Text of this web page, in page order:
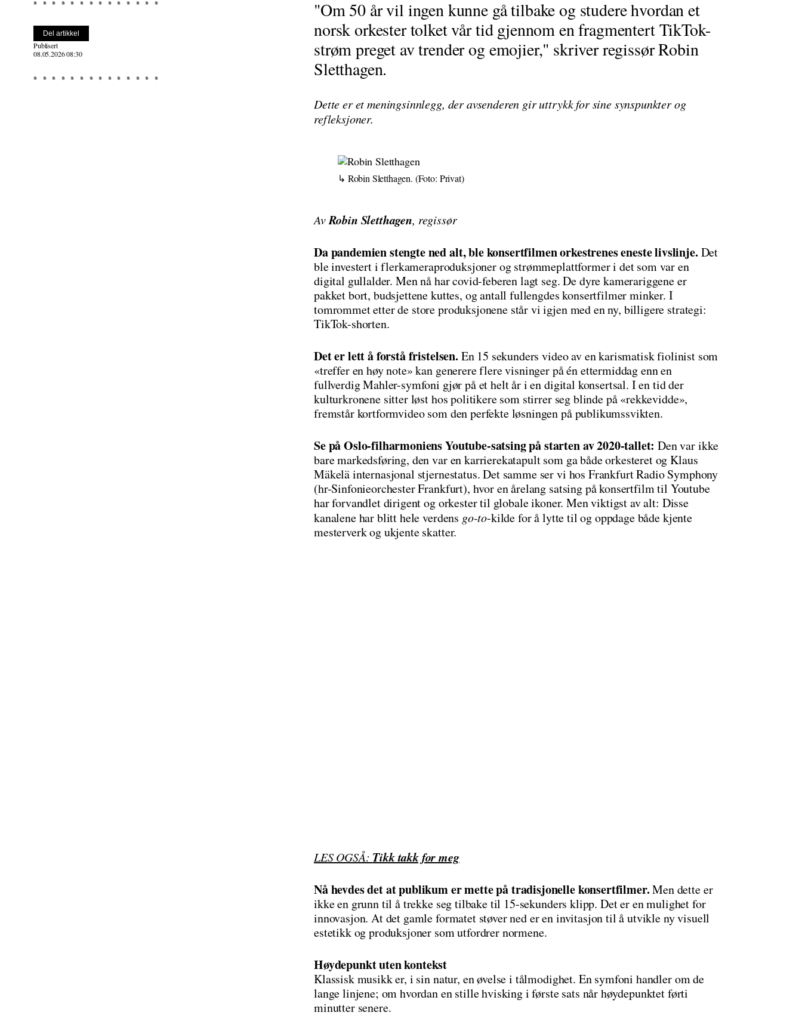
Del artikkel
Publisert
08.05.2026 08:30
"Om 50 år vil ingen kunne gå tilbake og studere hvordan et
norsk orkester tolket vår tid gjennom en fragmentert TikTok-
strøm preget av trender og emojier," skriver regissør Robin
Sletthagen.
Dette er et meningsinnlegg, der avsenderen gir uttrykk for sine synspunkter og
refleksjoner.
Robin Sletthagen. (Foto: Privat)
AvRobin Sletthagen, regissør
Da pandemien stengte ned alt, ble konsertfilmen orkestrenes eneste livslinje. Det
ble investert i flerkameraproduksjoner og strømmeplattformer i det som var en
digital gullalder. Men nå har covid-feberen lagt seg. De dyre kamerariggene er
pakket bort, budsjettene kuttes, og antall fullengdes konsertfilmer minker. I
tomrommet etter de store produksjonene står vi igjen med en ny, billigere strategi:
TikTok-shorten.
Det er lett å forstå fristelsen. En 15 sekunders video av en karismatisk fiolinist som
«treffer en høy note» kan generere flere visninger på én ettermiddag enn en
fullverdig Mahler-symfoni gjør på et helt år i en digital konsertsal. I en tid der
kulturkronene sitter løst hos politikere som stirrer seg blinde på «rekkevidde»,
fremstår kortformvideo som den perfekte løsningen på publikumssvikten.
Se på Oslo-filharmoniens Youtube-satsing på starten av 2020-tallet: Den var ikke
bare markedsføring, den var en karrierekatapult som ga både orkesteret og Klaus
Mäkelä internasjonal stjernestatus. Det samme ser vi hos Frankfurt Radio Symphony
(hr-Sinfonieorchester Frankfurt), hvor en årelang satsing på konsertfilm til Youtube
har forvandlet dirigent og orkester til globale ikoner. Men viktigst av alt: Disse
kanalene har blitt hele verdens go-to-kilde for å lytte til og oppdage både kjente
mesterverk og ukjente skatter.
LES OGSÅ: Tikk takk for meg
Nå hevdes det at publikum er mette på tradisjonelle konsertfilmer.Men dette er
ikke en grunn til å trekke seg tilbake til 15-sekunders klipp. Det er en mulighet for
innovasjon. At det gamle formatet støver ned er en invitasjon til å utvikle ny visuell
estetikk og produksjoner som utfordrer normene.
Høydepunkt uten kontekst
Klassisk musikk er, i sin natur, en øvelse i tålmodighet. En symfoni handler om de
lange linjene; om hvordan en stille hvisking i første sats når høydepunktet førti
minutter senere.